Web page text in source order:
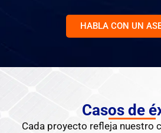
HABLA CON UN
Casos de
Cada proyecto refleja nuestro